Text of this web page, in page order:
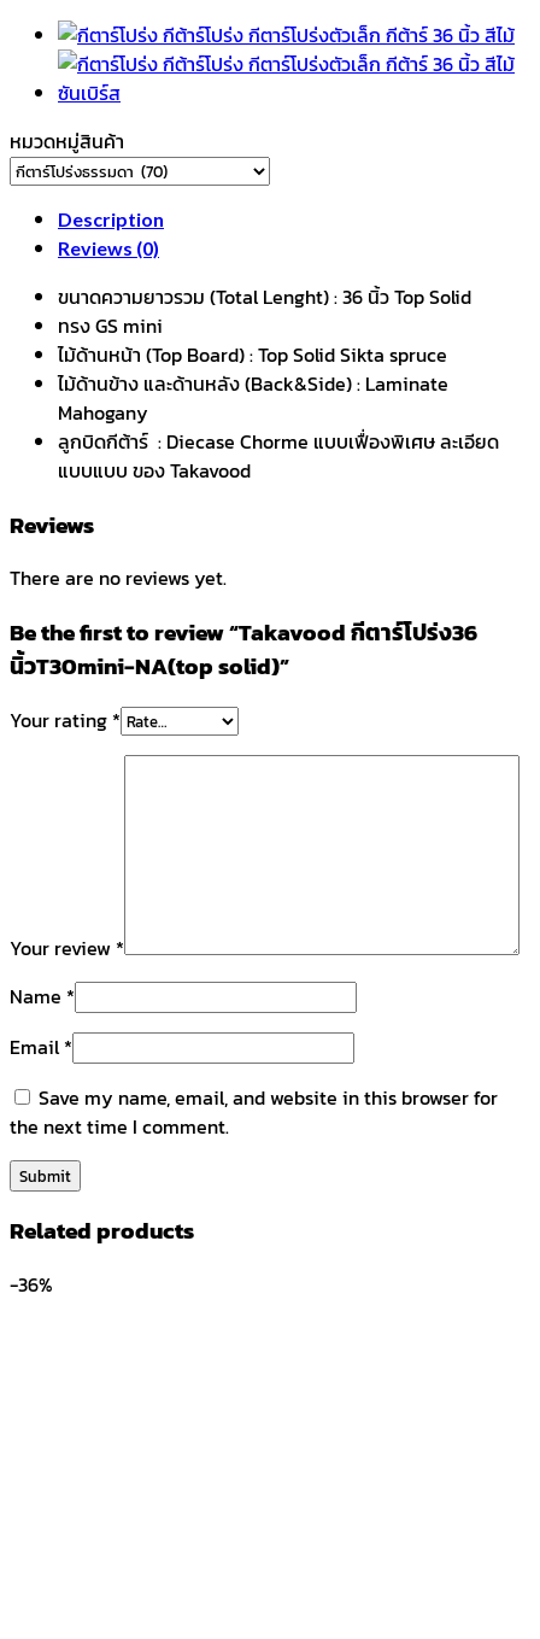
หมวดหมู่สินค้า
Description
Reviews (0)
ขนาดความยาวรวม (Total Lenght) : 36 นิ้ว Top Solid
ทรง GS mini
ไม้ด้านหน้า (Top Board) : Top Solid Sikta spruce
ไม้ด้านข้าง และด้านหลัง (Back&Side) : Laminate
Mahogany
ลูกบิดกีต้าร์ : Diecase Chorme แบบเฟื่องพิเศษ ละเอียด
แบบแบบ ของ Takavood
Reviews
There are no reviews yet.
Be the first to review “Takavood กีตาร์โปร่ง36
นิ้วT30mini-NA(top solid)”
Your rating *
Your review *
Name *
Email*
Save my name, email, and website in this browser for
the next time I comment.
Related products
-36%